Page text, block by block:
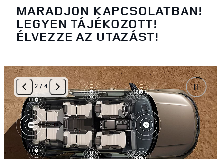
MARADJON KAPCSOLATBAN!
LEGYEN TÁJÉKOZOTT!
ÉLVEZZE AZ UTAZÁST!
2/ 4